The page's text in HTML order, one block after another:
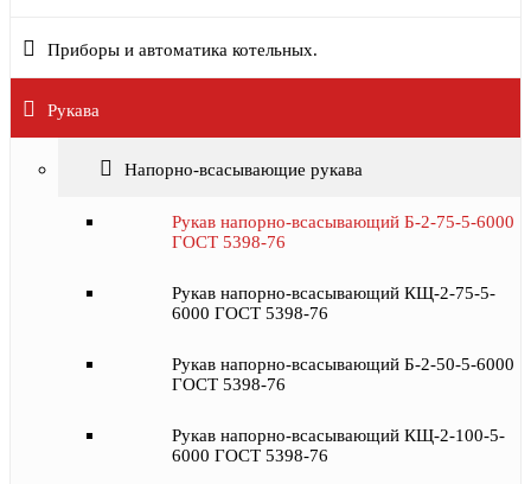
Приборы и автоматика котельных.
Рукава
Напорно-всасывающие рукава
Рукав напорно-всасывающий Б-2-75-5-6000
ГОСТ 5398-76
Рукав напорно-всасывающий КЩ-2-75-5-
6000 ГОСТ 5398-76
Рукав напорно-всасывающий Б-2-50-5-6000
ГОСТ 5398-76
Рукав напорно-всасывающий КЩ-2-100-5-
6000 ГОСТ 5398-76